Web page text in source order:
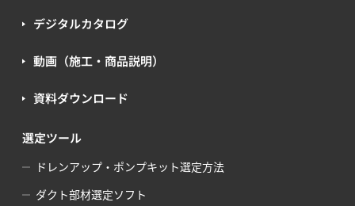
デジタルカタログ
動画（施工・商品説明）
資料ダウンロード
選定ツール
ドレンアップ・ポンプキット選定方法
ダクト部材選定ソフト